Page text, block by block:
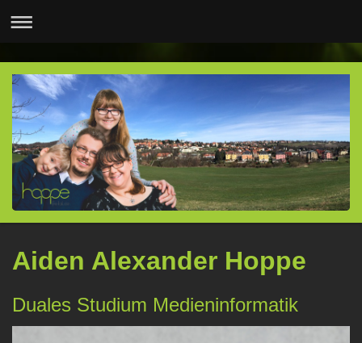
Aiden Alexander Hoppe
Duales Studium Medieninformatik